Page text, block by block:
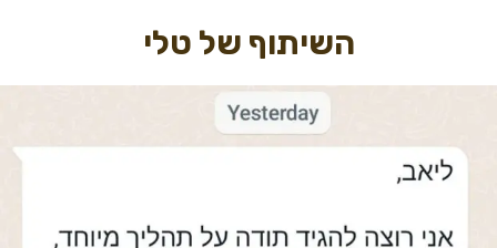
השיתוף של טלי